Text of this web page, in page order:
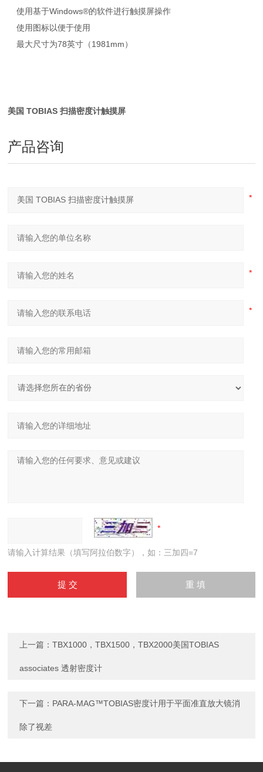
使用基于Windows®的软件进行触摸屏操作
使用图标以便于使用
最大尺寸为78英寸（1981mm）
美国 TOBIAS 扫描密度计触摸屏
产品咨询
请输入计算结果（填写阿拉伯数字），如：三加四=7
上一篇：TBX1000，TBX1500，TBX2000美国TOBIAS
associates 透射密度计
下一篇： PARA-MAG™TOBIAS密度计用于平面准直放大镜消
除了视差